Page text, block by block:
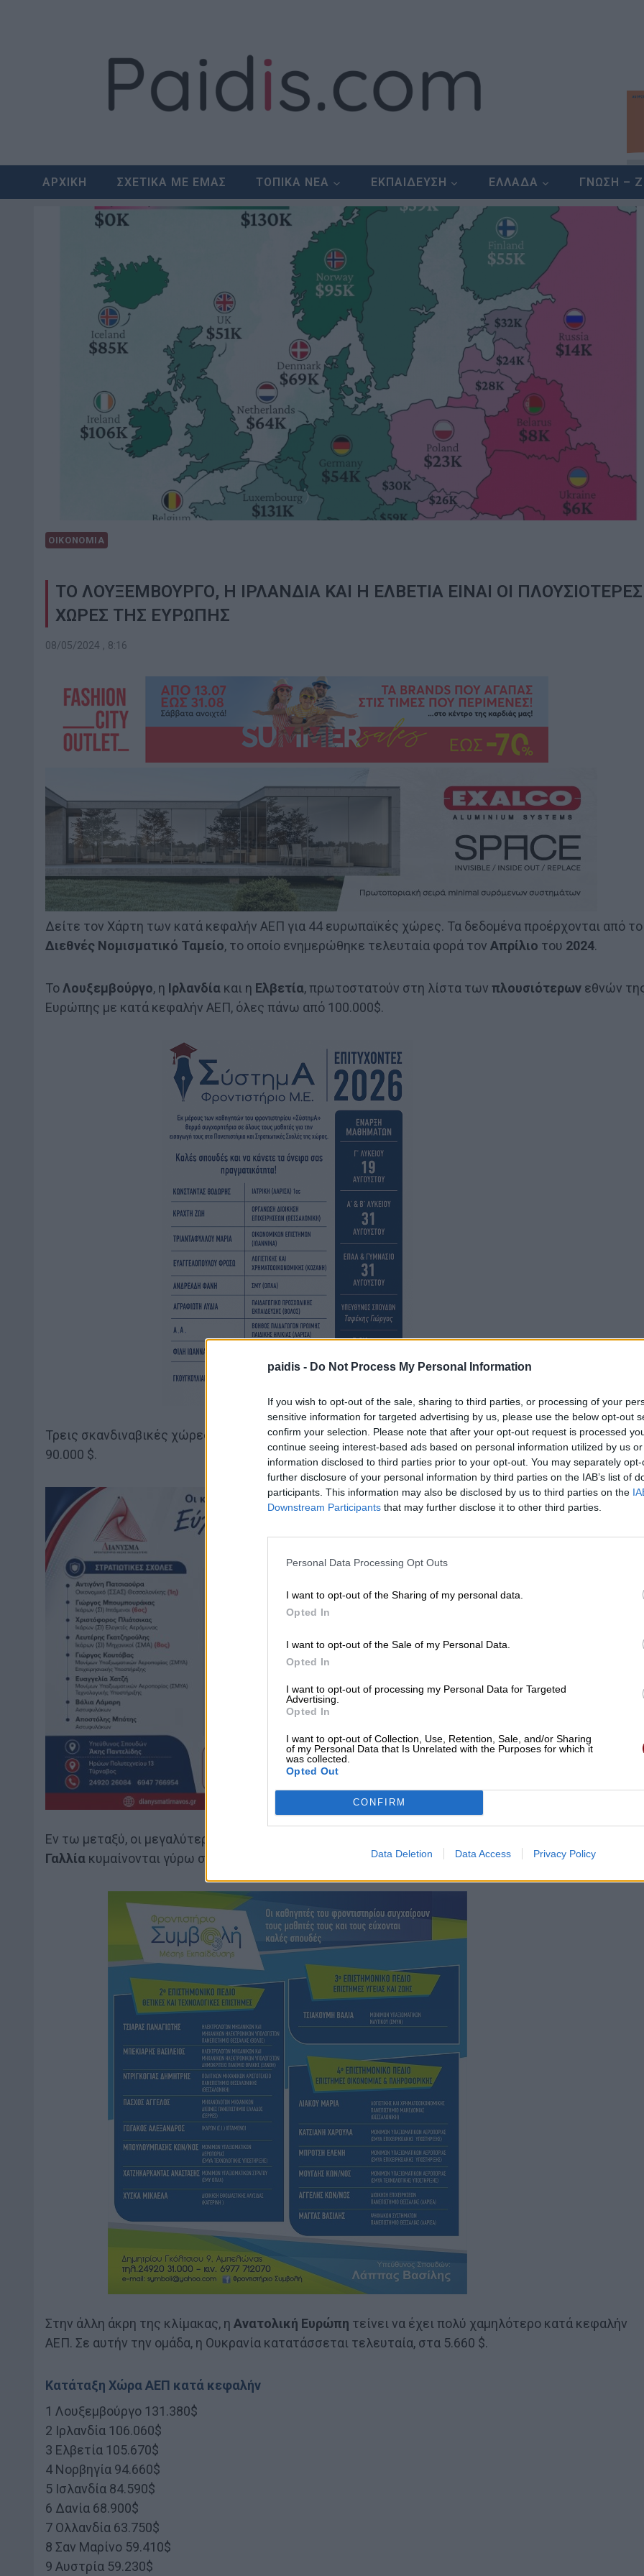
paidis - Do Not Process My Personal Information
If you wish to opt-out of the sale, sharing to third parties, or processing of your
sensitive information for targeted advertising by us, please use the below opt-out
confirm your selection. Please note that after your opt-out request is processed
continue seeing interest-based ads based on personal information utilized by us
information disclosed to third parties prior to your opt-out. You may separately
further disclosure of your personal information by third parties on the IAB’s list of
participants. This information may also be disclosed by us to third parties on the
Downstream Participants that may further disclose it to other third parties.
Personal Data Processing Opt Outs
I want to opt-out of the Sharing of my personal data.
Opted In
I want to opt-out of the Sale of my Personal Data.
Opted In
I want to opt-out of processing my Personal Data for Targeted
Advertising.
Opted In
I want to opt-out of Collection, Use, Retention, Sale, and/or Sharing
of my Personal Data that Is Unrelated with the Purposes for which it
was collected.
Opted Out
CONFIRM
Data Deletion Data Access Privacy Policy
ΑΡΧΙΚΗ ΣΧΕΤΙΚΑ ΜΕ ΕΜΑΣ ΤΟΠΙΚΑ ΝΕΑ ΕΚΠΑΙΔΕΥΣΗ ΕΛΛΑΔΑ ΓΝΩΣΗ –
ΟΙΚΟΝΟΜΙΑ
ΤΟ ΛΟΥΞΕΜΒΟΥΡΓΟ, Η ΙΡΛΑΝΔΙΑ ΚΑΙ Η ΕΛΒΕΤΙΑ ΕΙΝΑΙ ΟΙ ΠΛΟΥΣΙΟΤΕΡΕΣ
ΧΩΡΕΣ ΤΗΣ ΕΥΡΩΠΗΣ
08/05/2024 , 8:16
Δείτε τον Χάρτη των κατά κεφαλήν ΑΕΠ για 44 ευρωπαϊκές χώρες. Τα δεδομένα προέρχονται από το
Διεθνές Νομισματικό Ταμείο, το οποίο ενημερώθηκε τελευταία φορά τον Απρίλιο του 2024.
Το Λουξεμβούργο, η Ιρλανδία και η Ελβετία, πρωτοστατούν στη λίστα των πλουσιότερων εθνών
Ευρώπης με κατά κεφαλήν ΑΕΠ, όλες πάνω από 100.000$.
Τρεις σκανδιναβικές χώρες ( Νορβηγία,Δανία,Φινλανδία) έχουν επίσης υψηλή θέση, μεταξύ 70.000-
90.000 $.
Εν τω μεταξύ, οι μεγαλύτερες οικονομίες της Ευρώπης, η
Γαλλία κυμαίνονται γύρω στα 50.000 $.
Στην άλλη άκρη της κλίμακας, η Ανατολική Ευρώπη τείνει να έχει πολύ χαμηλότερο κατά κεφαλήν
ΑΕΠ. Σε αυτήν την ομάδα, η Ουκρανία κατατάσσεται τελευταία, στα 5.660 $.
Κατάταξη Χώρα ΑΕΠ κατά κεφαλήν
1 Λουξεμβούργο 131.380$
2 Ιρλανδία 106.060$
3 Ελβετία 105.670$
4 Νορβηγία 94.660$
5 Ισλανδία 84.590$
6 Δανία 68.900$
7 Ολλανδία 63.750$
8 Σαν Μαρίνο 59.410$
9 Αυστρία 59.230$